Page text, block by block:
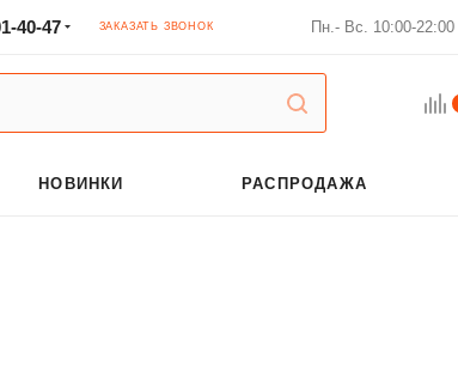
40-47 ЗАКАЗАТЬ ЗВОНОК Пн.- Вс. 10:00-22:00
НОВИНКИ РАСПРОДАЖА